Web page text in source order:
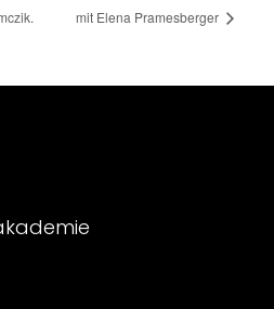
mit Elena Pramesberger